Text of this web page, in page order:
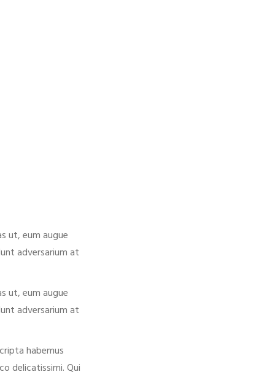
ut, eum augue
adversarium at
ut, eum augue
adversarium at
habemus
delicatissimi. Qui